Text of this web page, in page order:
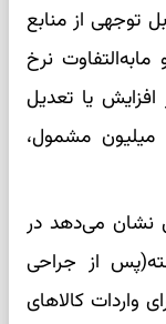
توجهی از منابع
نرخ
یا تعدیل
رقم پرداختی این طرح برای حدود ۸۴ میلیون مشمول،
نشان می‌دهد در
از جراحی
ارز برای واردات کالاهای